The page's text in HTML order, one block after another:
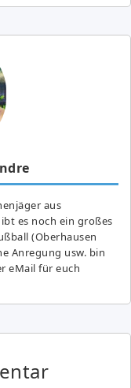
aus
es noch ein großes
(Oberhausen
Anregung usw. bin
eMail für euch